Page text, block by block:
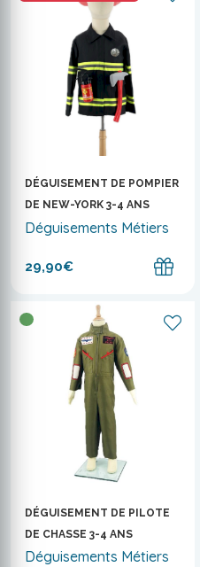
DÉGUISEMENT DE POMPIER
DE NEW-YORK 3-4 ANS
Déguisements Métiers
29,90€
DÉGUISEMENT DE PILOTE
DE CHASSE 3-4 ANS
Déguisements Métiers